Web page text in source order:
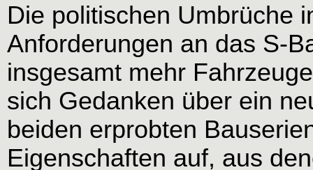
Die politischen Umbrüche
Anforderungen an das S-
insgesamt mehr
sich Gedanken über ein
beiden erprobten
Eigenschaften auf, aus